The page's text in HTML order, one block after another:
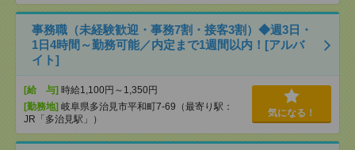
事務職（未経験歓迎・事務7割・接客3割）◆週3日・
1日4時間～勤務可能／内定まで1週間以内！[アルバ
イト]
[給 与] 時給1,100円～1,350円
[勤務地] 岐阜県多治見市平和町7-69（最寄り駅：
JR「多治見駅」）
気になる！